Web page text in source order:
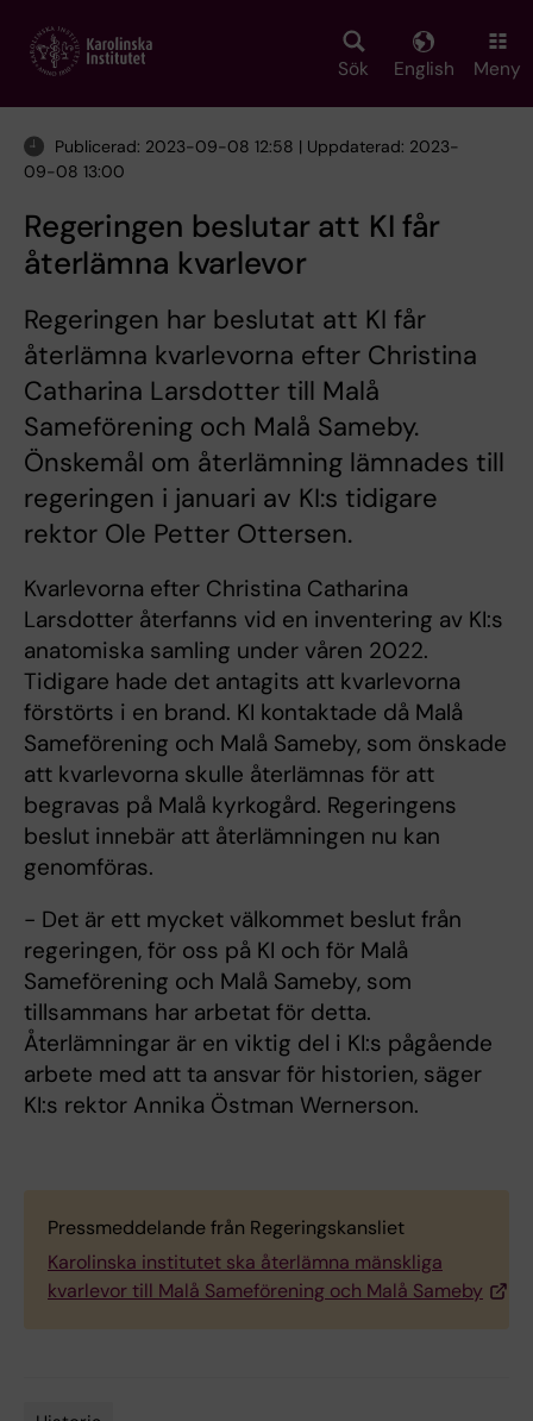
main
Sök English Meny
Publicerad: 2023-09-08 12:58 | Uppdaterad: 2023-
09-08 13:00
Regeringen beslutar att KI får
återlämna kvarlevor
Regeringen har beslutat att KI får
återlämna kvarlevorna efter Christina
Catharina Larsdotter till Malå
Sameförening och Malå Sameby.
Önskemål om återlämning lämnades till
regeringen i januari av KI:s tidigare
rektor Ole Petter Ottersen.
Kvarlevorna efter Christina Catharina
Larsdotter återfanns vid en inventering av KI:s
anatomiska samling under våren 2022.
Tidigare hade det antagits att kvarlevorna
förstörts i en brand. KI kontaktade då Malå
Sameförening och Malå Sameby, som önskade
att kvarlevorna skulle återlämnas för att
begravas på Malå kyrkogård. Regeringens
beslut innebär att återlämningen nu kan
genomföras.
- Det är ett mycket välkommet beslut från
regeringen, för oss på KI och för Malå
Sameförening och Malå Sameby, som
tillsammans har arbetat för detta.
Återlämningar är en viktig del i KI:s pågående
arbete med att ta ansvar för historien, säger
KI:s rektor Annika Östman Wernerson.
Pressmeddelande från Regeringskansliet
Karolinska institutet ska återlämna mänskliga
kvarlevor till Malå Sameförening och Malå Sameby